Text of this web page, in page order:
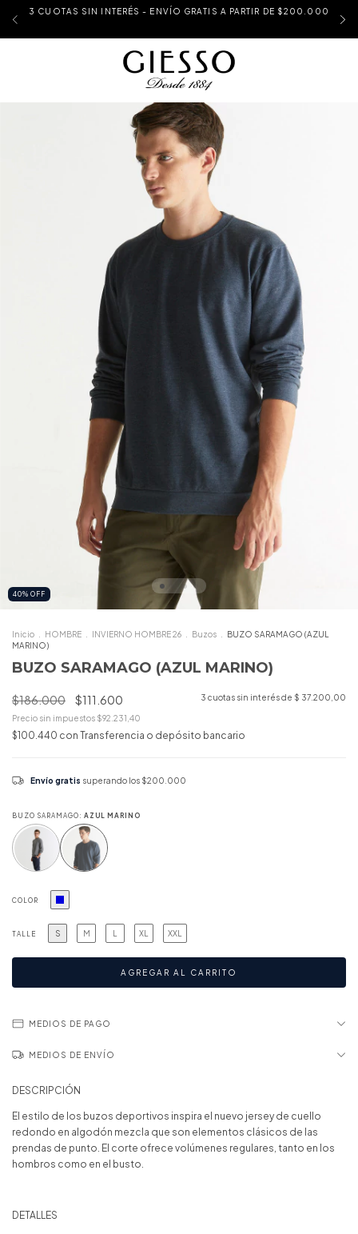
3 CUOTAS SIN INTERÉS - ENVÍO GRATIS A PARTIR DE $200.000
40% OFF
Inicio HOMBRE INVIERNO HOMBRE 26 Buzos
BUZO SARAMAGO (AZUL
MARINO)
BUZO SARAMAGO (AZUL MARINO)
$186.000 $111.600 3 cuotas sin interés de $ 37.200,00
Precio sin impuestos $92.231,40
$100.440 con Transferencia o depósito bancario
Envío gratis superando los $200.000
BUZO SARAMAGO: AZUL MARINO
COLOR
TALLE S M XL XXL
MEDIOS DE PAGO
MEDIOS DE ENVÍO
DESCRIPCIÓN
El estilo de los buzos deportivos inspira el nuevo jersey de cuello
redondo en algodón mezcla que son elementos clásicos de las
prendas de punto. El corte ofrece volúmenes regulares, tanto en los
hombros como en el busto.
DETALLES